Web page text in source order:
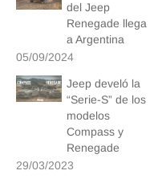
del Jeep
Renegade llega
a Argentina
05/09/2024
Jeep develó la
“Serie-S” de los
modelos
Compass y
Renegade
29/03/2023